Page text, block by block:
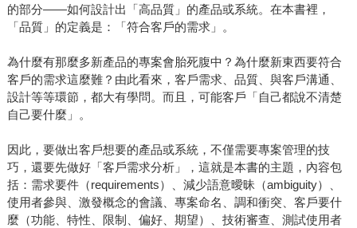
的部分——如何設計出「高品質」的產品或系統。在本書裡，
「品質」的定義是：「符合客戶的需求」。
為什麼有那麼多新產品的專案會胎死腹中？為什麼新東西要符合
客戶的需求這麼難？由此看來，客戶需求、品質、與客戶溝通、
設計等等環節，都大有學問。而且，可能客戶「自己都說不清楚
自己要什麼」。
因此，要做出客戶想要的產品或系統，不僅需要專案管理的技
巧，還要先做好「客戶需求分析」，這就是本書的主題，內容包
括：需求要件（requirements）、減少語意曖昧（ambiguity）、
使用者參與、激發概念的會議、專案命名、調和衝突、客戶要什
麼（功能、特性、限制、偏好、期望）、技術審查、測試使用者